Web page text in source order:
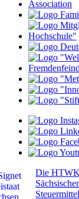
Die